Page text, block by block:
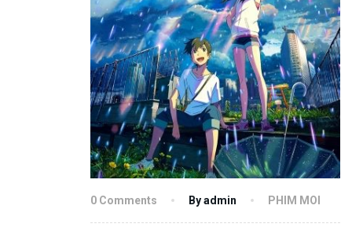
0 Comments By admin PHIM MOI